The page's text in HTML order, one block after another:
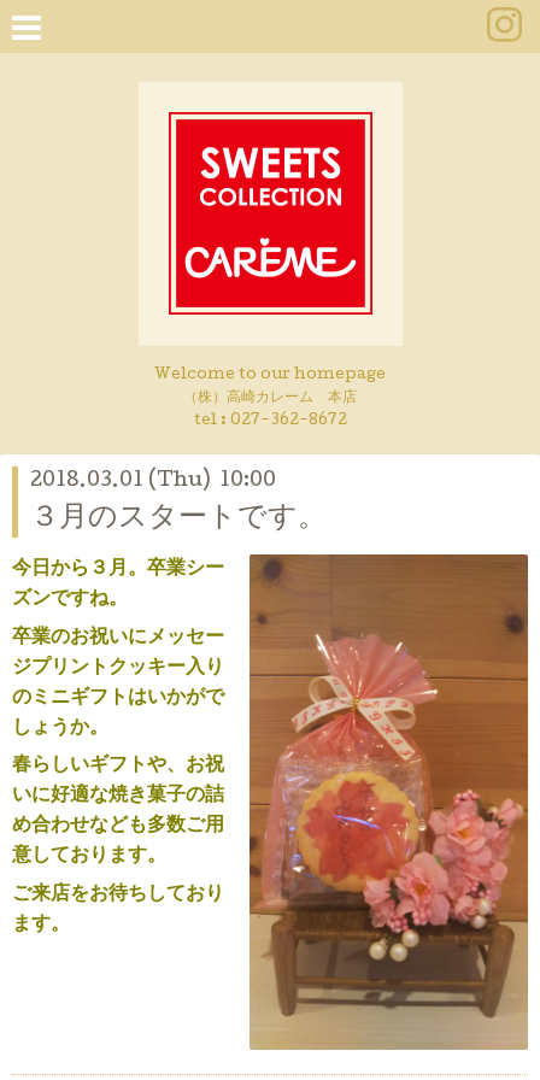
Welcome to our homepage
（株）高崎カレーム 本店
tel : 027-362-8672
2018.03.01 (Thu) 10:00
３月のスタートです。
今日から３月。卒業シー
ズンですね。
卒業のお祝いにメッセー
ジプリントクッキー入り
のミニギフトはいかがで
しょうか。
春らしいギフトや、お祝
いに好適な焼き菓子の詰
め合わせなども多数ご用
意しております。
ご来店をお待ちしており
ます。